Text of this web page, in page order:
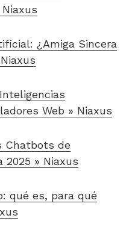
¿Amiga Sincera
Web » Niaxus
Chatbots de
» Niaxus
qué es, para qué